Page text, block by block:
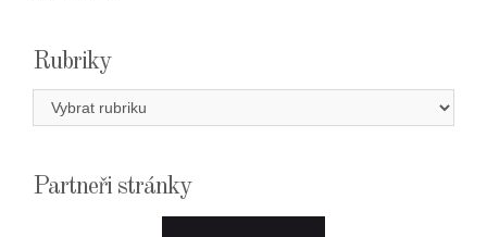
Rubriky
Rubriky
Partneři stránky